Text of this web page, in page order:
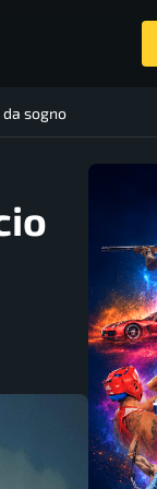
sogno